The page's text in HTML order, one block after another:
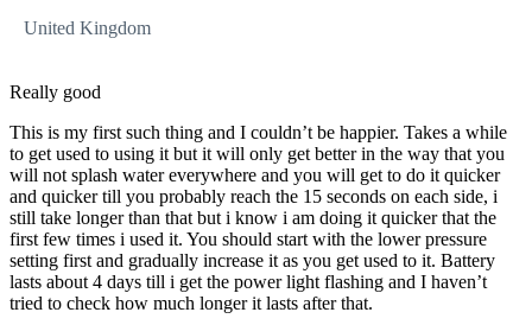
United Kingdom
Really good
This is my first such thing and I couldn’t be happier. Takes a while
to get used to using it but it will only get better in the way that you
will not splash water everywhere and you will get to do it quicker
and quicker till you probably reach the 15 seconds on each side, i
still take longer than that but i know i am doing it quicker that the
first few times i used it. You should start with the lower pressure
setting first and gradually increase it as you get used to it. Battery
lasts about 4 days till i get the power light flashing and I haven’t
tried to check how much longer it lasts after that.